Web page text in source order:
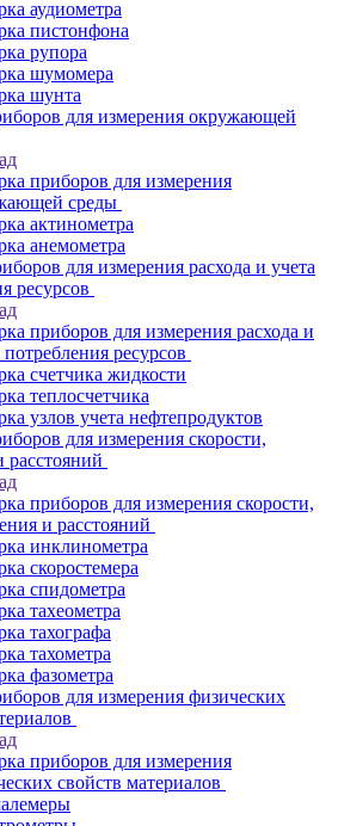
аудиометра
пистонфона
рупора
шумомера
шунта
для измерения окружающей
приборов для измерения
среды
актинометра
анемометра
для измерения расхода и учета
ресурсов
приборов для измерения расхода и
потребления ресурсов
счетчика жидкости
теплосчетчика
узлов учета нефтепродуктов
для измерения скорости,
расстояний
приборов для измерения скорости,
и расстояний
инклинометра
скоростемера
спидометра
тахеометра
тахографа
тахометра
фазометра
для измерения физических
приборов для измерения
свойств материалов